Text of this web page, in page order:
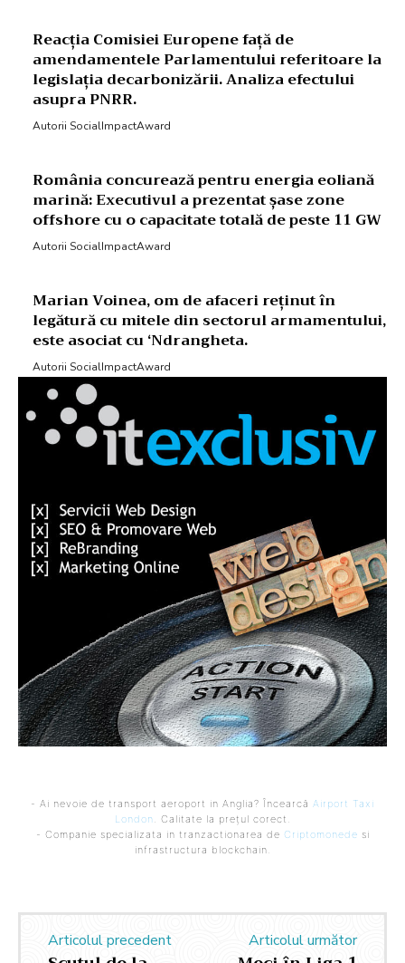
Reacția Comisiei Europene față de
amendamentele Parlamentului referitoare la
legislația decarbonizării. Analiza efectului
asupra PNRR.
Autorii SocialImpactAward
România concurează pentru energia eoliană
marină: Executivul a prezentat șase zone
offshore cu o capacitate totală de peste 11 GW
Autorii SocialImpactAward
Marian Voinea, om de afaceri reținut în
legătură cu mitele din sectorul armamentului,
este asociat cu ‘Ndrangheta.
Autorii SocialImpactAward
- Ai nevoie de transport aeroport in Anglia? Încearcă Airport Taxi
London. Calitate la prețul corect.
- Companie specializata in tranzactionarea de Criptomonede si
infrastructura blockchain.
Articolul precedent Articolul următor